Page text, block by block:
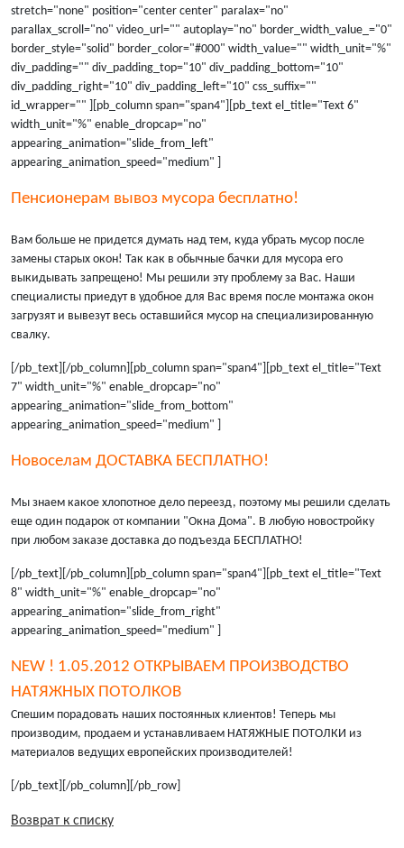
stretch="none" position="center center" paralax="no"
parallax_scroll="no" video_url="" autoplay="no" border_width_value_="0"
border_style="solid" border_color="#000" width_value="" width_unit="%"
div_padding="" div_padding_top="10" div_padding_bottom="10"
div_padding_right="10" div_padding_left="10" css_suffix=""
id_wrapper="" ][pb_column span="span4"][pb_text el_title="Text 6"
width_unit="%" enable_dropcap="no"
appearing_animation="slide_from_left"
appearing_animation_speed="medium" ]
Пенсионерам вывоз мусора бесплатно!
Вам больше не придется думать над тем, куда убрать мусор после
замены старых окон! Так как в обычные бачки для мусора его
выкидывать запрещено! Мы решили эту проблему за Вас. Наши
специалисты приедут в удобное для Вас время после монтажа окон
загрузят и вывезут весь оставшийся мусор на специализированную
свалку.
[/pb_text][/pb_column][pb_column span="span4"][pb_text el_title="Text
7" width_unit="%" enable_dropcap="no"
appearing_animation="slide_from_bottom"
appearing_animation_speed="medium" ]
Новоселам ДОСТАВКА БЕСПЛАТНО!
Мы знаем какое хлопотное дело переезд, поэтому мы решили сделать
еще один подарок от компании "Окна Дома". В любую новостройку
при любом заказе доставка до подъезда БЕСПЛАТНО!
[/pb_text][/pb_column][pb_column span="span4"][pb_text el_title="Text
8" width_unit="%" enable_dropcap="no"
appearing_animation="slide_from_right"
appearing_animation_speed="medium" ]
NEW ! 1.05.2012 ОТКРЫВАЕМ ПРОИЗВОДСТВО
НАТЯЖНЫХ ПОТОЛКОВ
Спешим порадовать наших постоянных клиентов! Теперь мы
производим, продаем и устанавливаем НАТЯЖНЫЕ ПОТОЛКИ из
материалов ведущих европейских производителей!
[/pb_text][/pb_column][/pb_row]
Возврат к списку